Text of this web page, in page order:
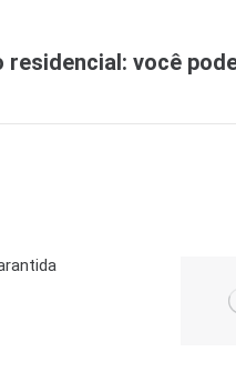
você